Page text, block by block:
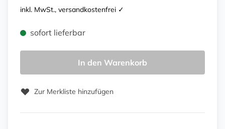
inkl. MwSt., versandkostenfrei ✓
sofort lieferbar
In den Warenkorb
Zur Merkliste hinzufügen